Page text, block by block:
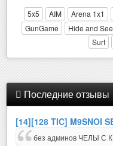
5x5 AIM Arena 1x1
GunGame
Hide and
Surf
Последние отзывы
[14][128 TIC] M9SNOI
без админов ЧЕЛЫ С